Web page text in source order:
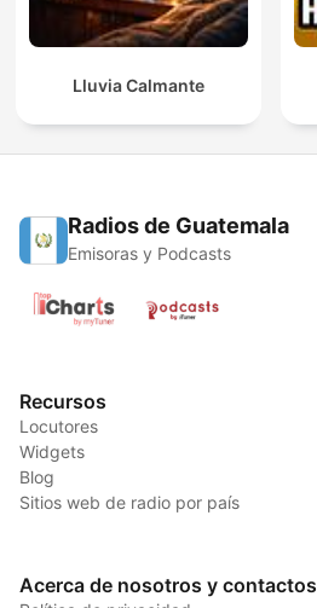
Lluvia Calmante
Radios de Guatemala
Emisoras y Podcasts
Recursos
Locutores
Widgets
Blog
Sitios web de radio por país
Acerca de nosotros y contactos